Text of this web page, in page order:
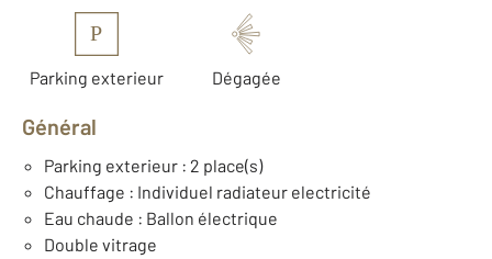
P
Parking exterieur Dégagée
Général
Parking exterieur : 2 place(s)
Chauffage : Individuel radiateur electricité
Eau chaude : Ballon électrique
Double vitrage